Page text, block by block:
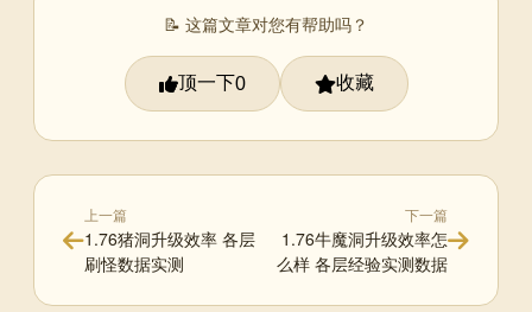
📝 这篇文章对您有帮助吗？
顶一下0 收藏
上一篇
1.76猪洞升级效率 各层
刷怪数据实测
下一篇
1.76牛魔洞升级效率怎
么样 各层经验实测数据